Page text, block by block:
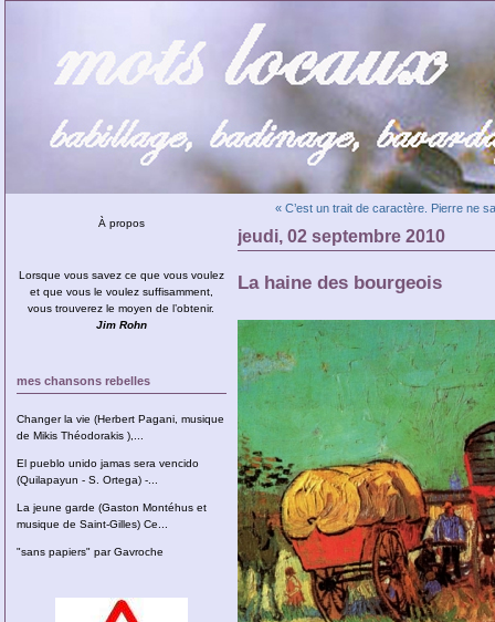
À propos
Lorsque vous savez ce que vous voulez
et que vous le voulez suffisamment,
vous trouverez le moyen de l’obtenir.
Jim Rohn
mes chansons rebelles
Changer la vie (Herbert Pagani, musique
de Mikis Théodorakis ),...
El pueblo unido jamas sera vencido
(Quilapayun - S. Ortega) -...
La jeune garde (Gaston Montéhus et
musique de Saint-Gilles) Ce...
"sans papiers" par Gavroche
« C’est un trait de caractère. Pierre ne
jeudi, 02 septembre 2010
La haine des bourgeois